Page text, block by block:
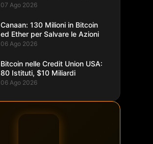
07 Ago 2026
Canaan: 130 Milioni in Bitcoin
ed Ether per Salvare le Azioni
06 Ago 2026
Bitcoin nelle Credit Union USA:
80 Istituti, $10 Miliardi
06 Ago 2026